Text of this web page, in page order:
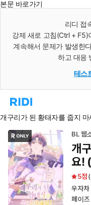
본문 바로가기
리디 접
강제 새로 고침(Ctrl + F5)
계속해서 문제가 발생한
하고 대응
테스
리
홈
로
이
동
개구리가 된 황태자를 줍지
BL 웹
개
요!
5 (
우자차
페이즈